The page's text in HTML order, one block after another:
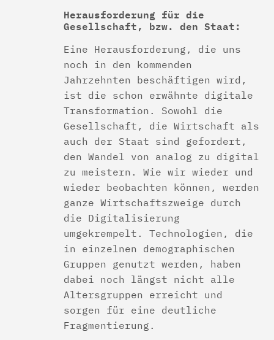
Herausforderung für die
Gesellschaft, bzw. den Staat:
Eine Herausforderung, die uns
noch in den kommenden
Jahrzehnten beschäftigen wird,
ist die schon erwähnte digitale
Transformation. Sowohl die
Gesellschaft, die Wirtschaft als
auch der Staat sind gefordert,
den Wandel von analog zu digital
zu meistern. Wie wir wieder und
wieder beobachten können, werden
ganze Wirtschaftszweige durch
die Digitalisierung
umgekrempelt. Technologien, die
in einzelnen demographischen
Gruppen genutzt werden, haben
dabei noch längst nicht alle
Altersgruppen erreicht und
sorgen für eine deutliche
Fragmentierung.